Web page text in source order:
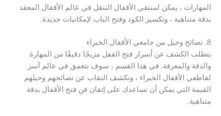
المهارات ، يمكن لمنتقي الأقفال التنقل في عالم الأقفال المعقد
بدقة متناهية ، وتكسير الكود وفتح الباب لإمكانيات جديدة.
8. نصائح وحيل من جامعي الأقفال الخبراء
يتطلب الكشف عن أسرار فتح القفل مزيجًا دقيقًا من المهارة
والدقة والمعرفة. في هذا القسم ، سوف نتعمق في عالم آسر
لقاطعي الأقفال الخبراء ، ونكشف النقاب عن نصائحهم وحيلهم
القيمة التي يمكن أن تساعدك على إتقان فن فتح الأقفال بدقة
متناهية.